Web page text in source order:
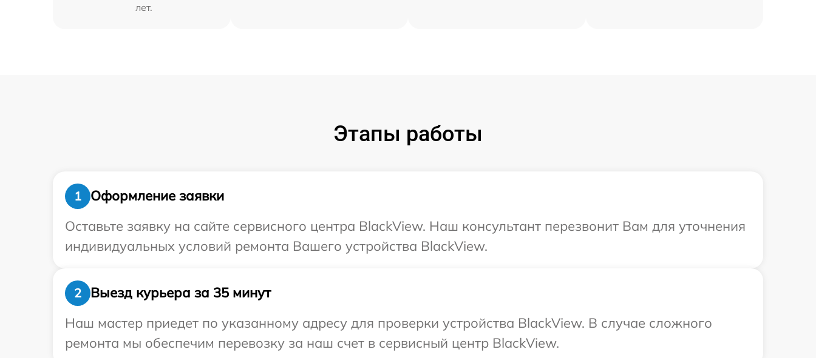
лет.
Этапы работы
1
Оформление заявки
Оставьте заявку на сайте сервисного центра BlackView. Наш консультант перезвонит Вам для уточнения
индивидуальных условий ремонта Вашего устройства BlackView.
2
Выезд курьера за 35 минут
Наш мастер приедет по указанному адресу для проверки устройства BlackView. В случае сложного
ремонта мы обеспечим перевозку за наш счет в сервисный центр BlackView.